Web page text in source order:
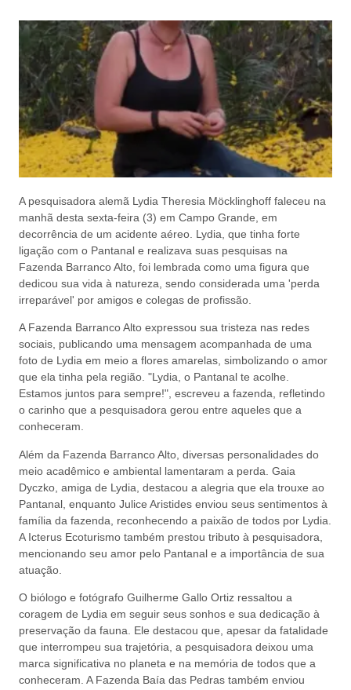
A pesquisadora alemã Lydia Theresia Möcklinghoff faleceu na
manhã desta sexta-feira (3) em Campo Grande, em
decorrência de um acidente aéreo. Lydia, que tinha forte
ligação com o Pantanal e realizava suas pesquisas na
Fazenda Barranco Alto, foi lembrada como uma figura que
dedicou sua vida à natureza, sendo considerada uma 'perda
irreparável' por amigos e colegas de profissão.
A Fazenda Barranco Alto expressou sua tristeza nas redes
sociais, publicando uma mensagem acompanhada de uma
foto de Lydia em meio a flores amarelas, simbolizando o amor
que ela tinha pela região. "Lydia, o Pantanal te acolhe.
Estamos juntos para sempre!", escreveu a fazenda, refletindo
o carinho que a pesquisadora gerou entre aqueles que a
conheceram.
Além da Fazenda Barranco Alto, diversas personalidades do
meio acadêmico e ambiental lamentaram a perda. Gaia
Dyczko, amiga de Lydia, destacou a alegria que ela trouxe ao
Pantanal, enquanto Julice Aristides enviou seus sentimentos à
família da fazenda, reconhecendo a paixão de todos por Lydia.
A Icterus Ecoturismo também prestou tributo à pesquisadora,
mencionando seu amor pelo Pantanal e a importância de sua
atuação.
O biólogo e fotógrafo Guilherme Gallo Ortiz ressaltou a
coragem de Lydia em seguir seus sonhos e sua dedicação à
preservação da fauna. Ele destacou que, apesar da fatalidade
que interrompeu sua trajetória, a pesquisadora deixou uma
marca significativa no planeta e na memória de todos que a
conheceram. A Fazenda Baía das Pedras também enviou